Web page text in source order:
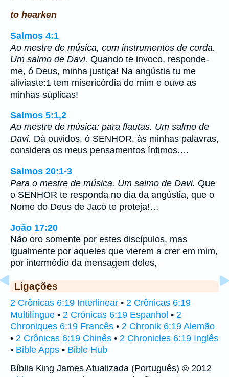
to hearken
Salmos 4:1
Ao mestre de música, com instrumentos de corda.
Um salmo de Davi. Quando te invoco, responde-
me, ó Deus, minha justiça! Na angústia tu me
aliviaste:1 tem misericórdia de mim e ouve as
minhas súplicas!
Salmos 5:1,2
Ao mestre de música: para flautas. Um salmo de
Davi. Dá ouvidos, ó SENHOR, às minhas palavras,
considera os meus pensamentos íntimos.…
Salmos 20:1-3
Para o mestre de música. Um salmo de Davi. Que
o SENHOR te responda no dia da angústia, que o
Nome do Deus de Jacó te proteja!…
João 17:20
Não oro somente por estes discípulos, mas
igualmente por aqueles que vierem a crer em mim,
por intermédio da mensagem deles,
Ligações
2 Crônicas 6:19 Interlinear • 2 Crônicas 6:19
Multilíngue • 2 Crónicas 6:19 Espanhol • 2
Chroniques 6:19 Francês • 2 Chronik 6:19 Alemão
• 2 Crônicas 6:19 Chinês • 2 Chronicles 6:19 Inglês
• Bible Apps • Bible Hub
Bíblia King James Atualizada (Português) © 2012